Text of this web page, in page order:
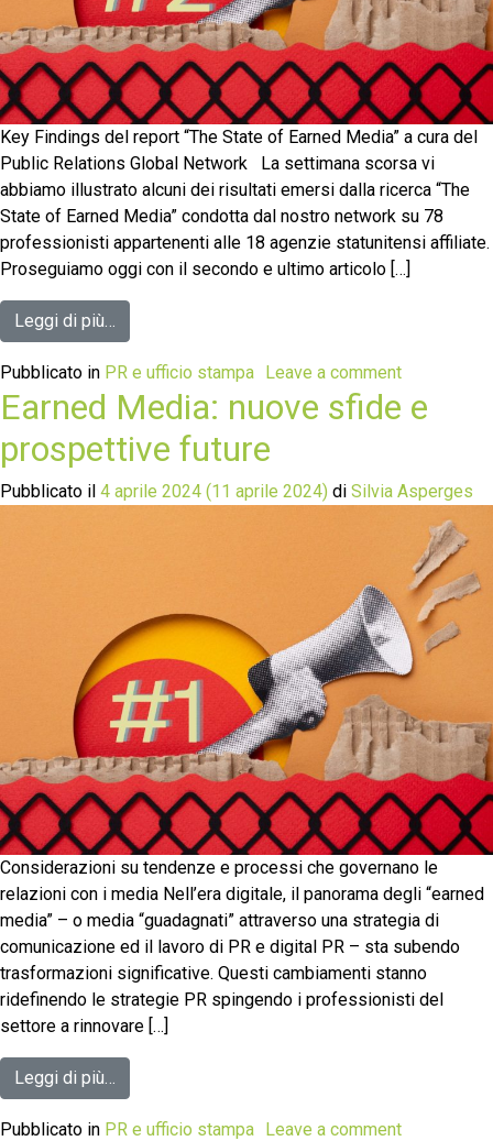
Key Findings del report “The State of Earned Media” a cura del
Public Relations Global Network La settimana scorsa vi
abbiamo illustrato alcuni dei risultati emersi dalla ricerca “The
State of Earned Media” condotta dal nostro network su 78
professionisti appartenenti alle 18 agenzie statunitensi affiliate.
Proseguiamo oggi con il secondo e ultimo articolo […]
Leggi di più…
Pubblicato in PR e ufficio stampa Leave a comment
Earned Media: nuove sfide e
prospettive future
Pubblicato il 4 aprile 2024 (11 aprile 2024) di Silvia Asperges
Considerazioni su tendenze e processi che governano le
relazioni con i media Nell’era digitale, il panorama degli “earned
media” – o media “guadagnati” attraverso una strategia di
comunicazione ed il lavoro di PR e digital PR – sta subendo
trasformazioni significative. Questi cambiamenti stanno
ridefinendo le strategie PR spingendo i professionisti del
settore a rinnovare […]
Leggi di più…
Pubblicato in PR e ufficio stampa Leave a comment